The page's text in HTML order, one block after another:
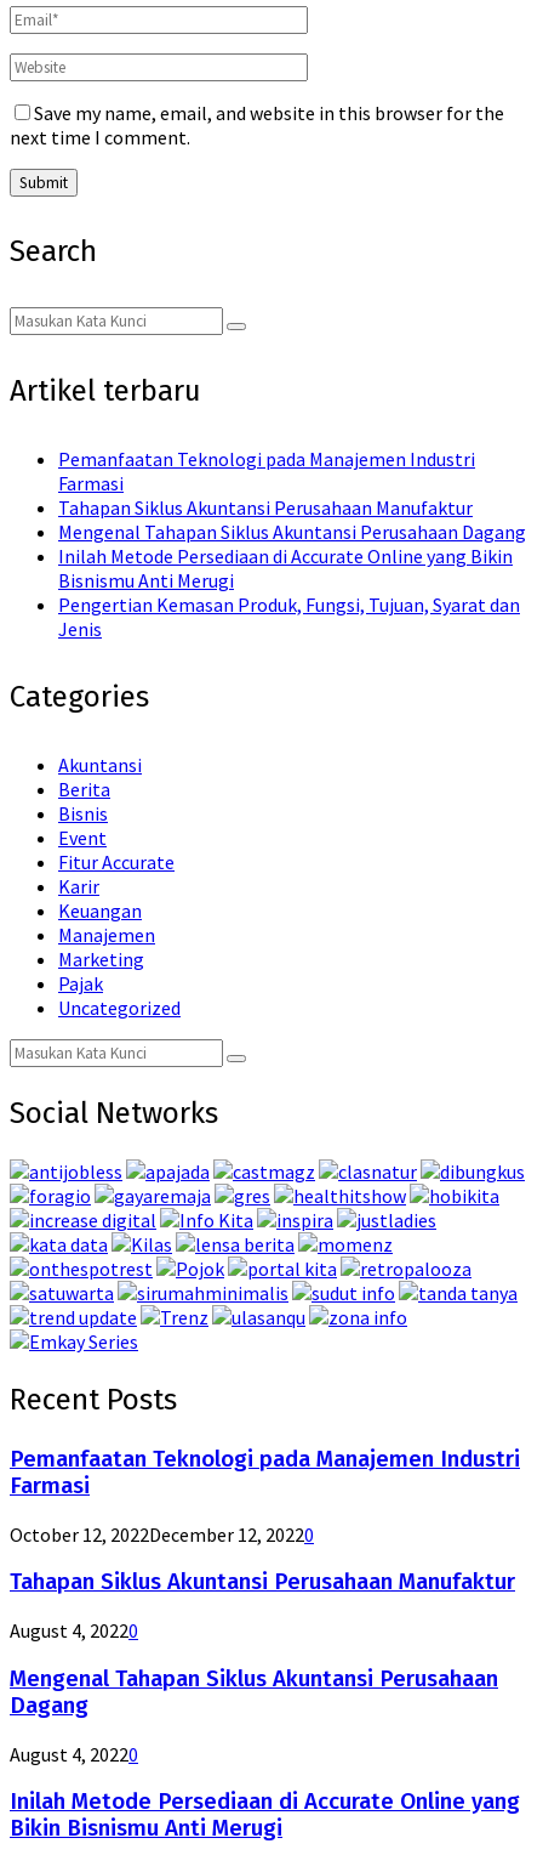
Save my name, email, and website in this browser for the
next time I comment.
Search
Search
for:
Search
Artikel terbaru
Pemanfaatan Teknologi pada Manajemen Industri
Farmasi
Tahapan Siklus Akuntansi Perusahaan Manufaktur
Mengenal Tahapan Siklus Akuntansi Perusahaan Dagang
Inilah Metode Persediaan di Accurate Online yang Bikin
Bisnismu Anti Merugi
Pengertian Kemasan Produk, Fungsi, Tujuan, Syarat dan
Jenis
Categories
Akuntansi
Berita
Bisnis
Event
Fitur Accurate
Karir
Keuangan
Manajemen
Marketing
Pajak
Uncategorized
Search
for:
Search
Social Networks
Recent Posts
Pemanfaatan Teknologi pada Manajemen Industri
Farmasi
October 12, 2022December 12, 20220
Tahapan Siklus Akuntansi Perusahaan Manufaktur
August 4, 20220
Mengenal Tahapan Siklus Akuntansi Perusahaan
Dagang
August 4, 20220
Inilah Metode Persediaan di Accurate Online yang
Bikin Bisnismu Anti Merugi